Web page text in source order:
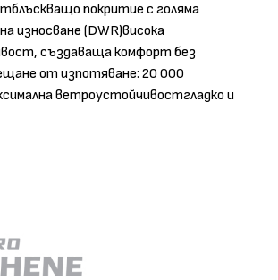
покритие с голяма
износване (DWR)висока
създаваща комфорт без
от изпотяване: 20 000
ветроустойчивостгладко и